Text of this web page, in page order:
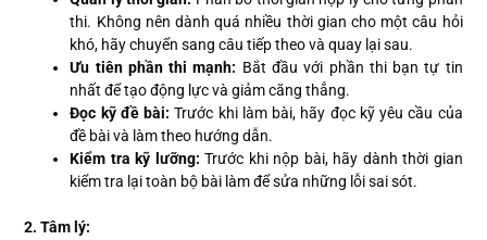
thi. Không nên dành quá nhiều thời gian cho một câu hỏi
khó, hãy chuyển sang câu tiếp theo và quay lại sau.
Ưu tiên phần thi mạnh: Bắt đầu với phần thi bạn tự tin
nhất để tạo động lực và giảm căng thẳng.
Đọc kỹ đề bài: Trước khi làm bài, hãy đọc kỹ yêu cầu của
đề bài và làm theo hướng dẫn.
Kiểm tra kỹ lưỡng: Trước khi nộp bài, hãy dành thời gian
kiểm tra lại toàn bộ bài làm để sửa những lỗi sai sót.
2. Tâm lý: